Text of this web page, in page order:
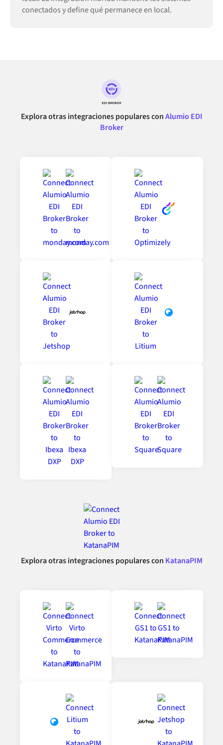
conectados y define qué permanece en local.
Explora otras integraciones populares conAlumio EDI
Broker
Explora otras integraciones populares con KatanaPIM